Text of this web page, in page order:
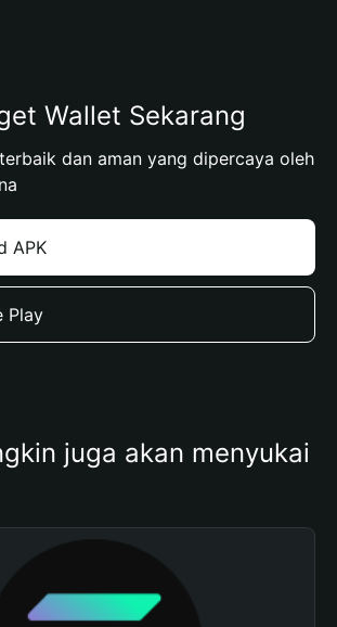
Wallet Sekarang
dan aman yang dipercaya oleh
APK
Play
juga akan menyukai